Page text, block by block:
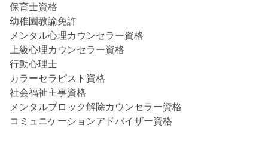
保育士資格
幼稚園教諭免許
メンタル心理カウンセラー資格
上級心理カウンセラー資格
行動心理士
カラーセラピスト資格
社会福祉主事資格
メンタルブロック解除カウンセラー資格
コミュニケーションアドバイザー資格